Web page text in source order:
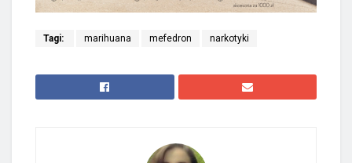
Tagi: marihuana mefedron narkotyki